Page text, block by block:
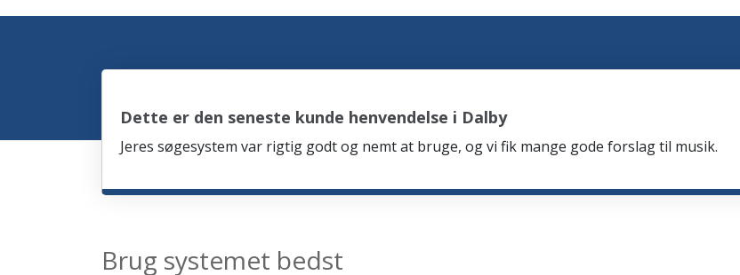
Dette er den seneste kunde henvendelse i Dalby
Jeres søgesystem var rigtig godt og nemt at bruge, og vi fik mange gode forslag til musik.
Brug systemet bedst